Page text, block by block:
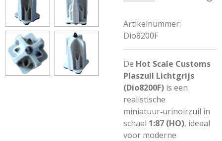
Artikelnummer:
Dio8200F
De Hot Scale Customs
Plaszuil Lichtgrijs
(Dio8200F) is een
realistische
miniatuur‑urinoirzuil in
schaal 1:87 (HO), ideaal
voor moderne